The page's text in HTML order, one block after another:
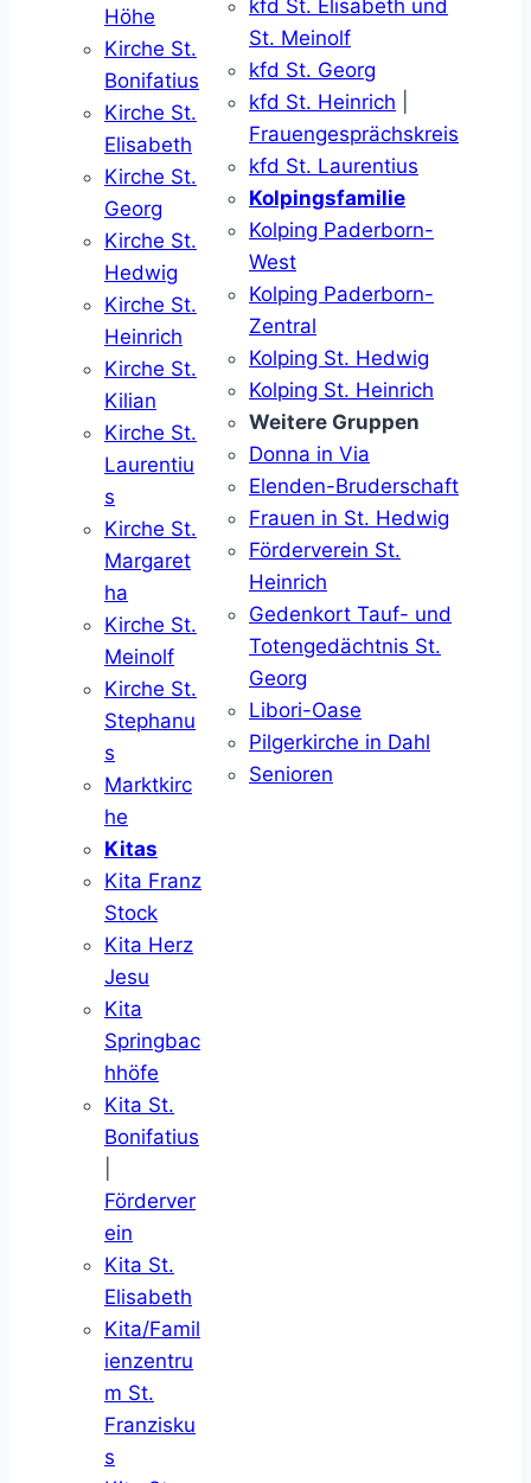
Höhe
Kirche St.
Bonifatius
Kirche St.
Elisabeth
Kirche St.
Georg
Kirche St.
Hedwig
Kirche St.
Heinrich
Kirche St.
Kilian
Kirche St.
Laurentiu
s
Kirche St.
Margaret
ha
Kirche St.
Meinolf
Kirche St.
Stephanu
s
Marktkirc
he
Kitas
Kita Franz
Stock
Kita Herz
Jesu
Kita
Springbac
hhöfe
Kita St.
Bonifatius
Förderver
ein
Kita St.
Elisabeth
Kita/Famil
ienzentru
m St.
Franzisku
s
kfd St. Elisabeth und
St. Meinolf
kfd St. Georg
kfd St. Heinrich
Frauengesprächskreis
kfd St. Laurentius
Kolpingsfamilie
Kolping Paderborn-
West
Kolping Paderborn-
Zentral
Kolping St. Hedwig
Kolping St. Heinrich
Weitere Gruppen
Donna in Via
Elenden-Bruderschaft
Frauen in St. Hedwig
Förderverein St.
Heinrich
Gedenkort Tauf- und
Totengedächtnis St.
Georg
Libori-Oase
Pilgerkirche in Dahl
Senioren